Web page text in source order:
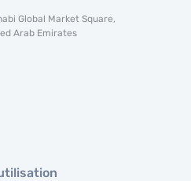
Global Market Square,
Arab Emirates